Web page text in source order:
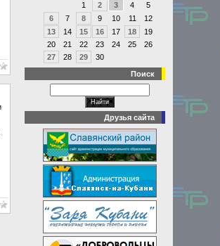
1
2 3 4
5
6
7 8 9 10 11
12
13
14 15 16 17 18
19
20
21 22 23 24 25
26
27
28 29
30
Поиск
Друзья сайта